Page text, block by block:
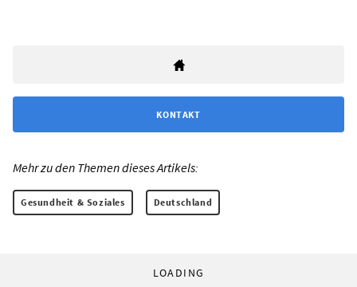
KONTAKT
Mehr zu den Themen dieses Artikels:
Gesundheit & Soziales Deutschland
LOADING